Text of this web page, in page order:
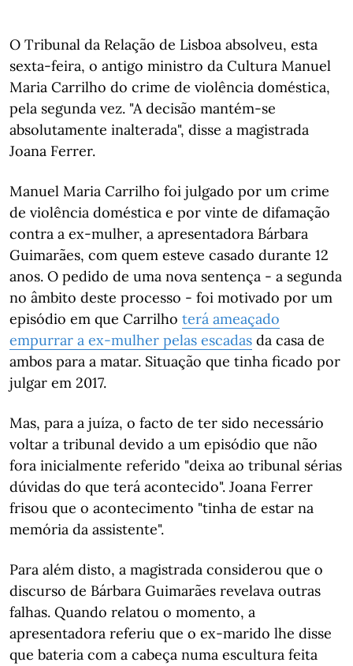
O Tribunal da Relação de Lisboa absolveu, esta
sexta-feira, o antigo ministro da Cultura Manuel
Maria Carrilho do crime de violência doméstica,
pela segunda vez. "A decisão mantém-se
absolutamente inalterada", disse a magistrada
Joana Ferrer.
Manuel Maria Carrilho foi julgado por um crime
de violência doméstica e por vinte de difamação
contra a ex-mulher, a apresentadora Bárbara
Guimarães, com quem esteve casado durante 12
anos. O pedido de uma nova sentença - a segunda
no âmbito deste processo - foi motivado por um
episódio em que Carrilho terá ameaçado
empurrar a ex-mulher pelas escadas da casa de
ambos para a matar. Situação que tinha ficado por
julgar em 2017.
Mas, para a juíza, o facto de ter sido necessário
voltar a tribunal devido a um episódio que não
fora inicialmente referido "deixa ao tribunal sérias
dúvidas do que terá acontecido". Joana Ferrer
frisou que o acontecimento "tinha de estar na
memória da assistente".
Para além disto, a magistrada considerou que o
discurso de Bárbara Guimarães revelava outras
falhas. Quando relatou o momento, a
apresentadora referiu que o ex-marido lhe disse
que bateria com a cabeça numa escultura feita